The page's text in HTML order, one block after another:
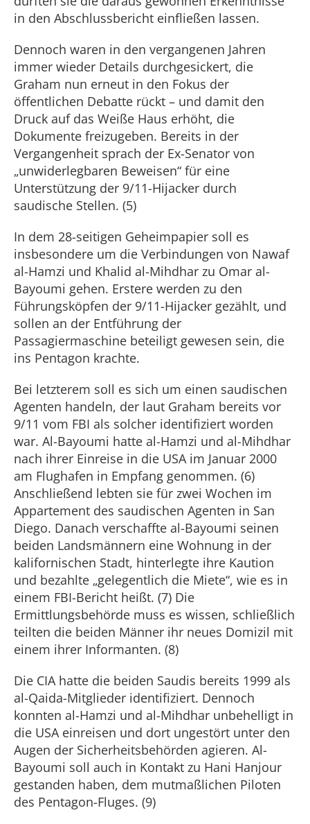
in den Abschlussbericht einfließen lassen.
Dennoch waren in den vergangenen Jahren
immer wieder Details durchgesickert, die
Graham nun erneut in den Fokus der
öffentlichen Debatte rückt – und damit den
Druck auf das Weiße Haus erhöht, die
Dokumente freizugeben. Bereits in der
Vergangenheit sprach der Ex-Senator von
„unwiderlegbaren Beweisen“ für eine
Unterstützung der 9/11-Hijacker durch
saudische Stellen. (5)
In dem 28-seitigen Geheimpapier soll es
insbesondere um die Verbindungen von Nawaf
al-Hamzi und Khalid al-Mihdhar zu Omar al-
Bayoumi gehen. Erstere werden zu den
Führungsköpfen der 9/11-Hijacker gezählt, und
sollen an der Entführung der
Passagiermaschine beteiligt gewesen sein, die
ins Pentagon krachte.
Bei letzterem soll es sich um einen saudischen
Agenten handeln, der laut Graham bereits vor
9/11 vom FBI als solcher identifiziert worden
war. Al-Bayoumi hatte al-Hamzi und al-Mihdhar
nach ihrer Einreise in die USA im Januar 2000
am Flughafen in Empfang genommen. (6)
Anschließend lebten sie für zwei Wochen im
Appartement des saudischen Agenten in San
Diego. Danach verschaffte al-Bayoumi seinen
beiden Landsmännern eine Wohnung in der
kalifornischen Stadt, hinterlegte ihre Kaution
und bezahlte „gelegentlich die Miete“, wie es in
einem FBI-Bericht heißt. (7) Die
Ermittlungsbehörde muss es wissen, schließlich
teilten die beiden Männer ihr neues Domizil mit
einem ihrer Informanten. (8)
Die CIA hatte die beiden Saudis bereits 1999 als
al-Qaida-Mitglieder identifiziert. Dennoch
konnten al-Hamzi und al-Mihdhar unbehelligt in
die USA einreisen und dort ungestört unter den
Augen der Sicherheitsbehörden agieren. Al-
Bayoumi soll auch in Kontakt zu Hani Hanjour
gestanden haben, dem mutmaßlichen Piloten
des Pentagon-Fluges. (9)